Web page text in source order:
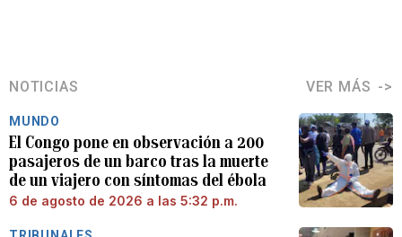
NOTICIAS VER MÁS
MUNDO
El Congo pone en observación a 200
pasajeros de un barco tras la muerte
de un viajero con síntomas del ébola
6 de agosto de 2026 a las 5:32 p.m.